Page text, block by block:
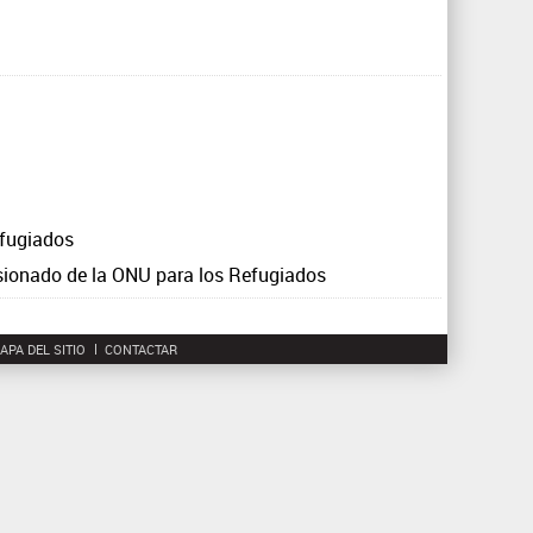
e
de la ONU para los Refugiados
DEL SITIO CONTACTAR